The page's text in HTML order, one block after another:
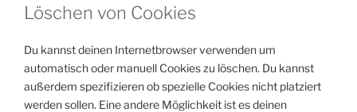
Löschen von Cookies
Du kannst deinen Internetbrowser verwenden um
automatisch oder manuell Cookies zu löschen. Du kannst
außerdem spezifizieren ob spezielle Cookies nicht platziert
werden sollen. Eine andere Möglichkeit ist es deinen